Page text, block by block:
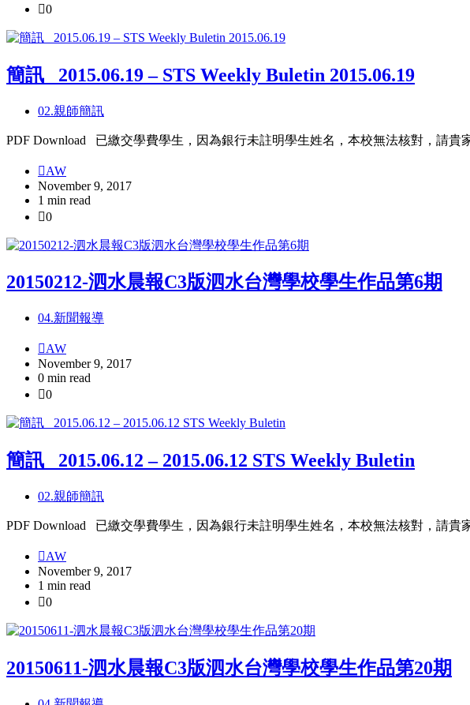
0
簡訊_ 2015.06.19 – STS Weekly Buletin 2015.06.19
02.親師簡訊
PDF Download 已繳交學費學生，因為銀行未註明學生姓名，本校無法核對，請
AW
November 9, 2017
1 min read
0
20150212-泗水晨報C3版泗水台灣學校學生作品第6期
04.新聞報導
AW
November 9, 2017
0 min read
0
簡訊_ 2015.06.12 – 2015.06.12 STS Weekly Buletin
02.親師簡訊
PDF Download 已繳交學費學生，因為銀行未註明學生姓名，本校無法核對，請
AW
November 9, 2017
1 min read
0
20150611-泗水晨報C3版泗水台灣學校學生作品第20期